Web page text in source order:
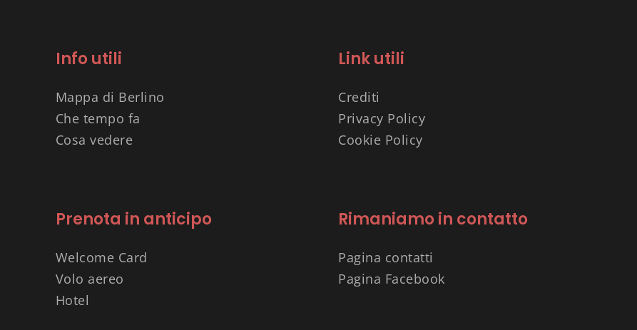
Info utili
Mappa di Berlino
Che tempo fa
Cosa vedere
Prenota in anticipo
Welcome Card
Volo aereo
Hotel
Link utili
Crediti
Privacy Policy
Cookie Policy
Rimaniamo in contatto
Pagina contatti
Pagina Facebook